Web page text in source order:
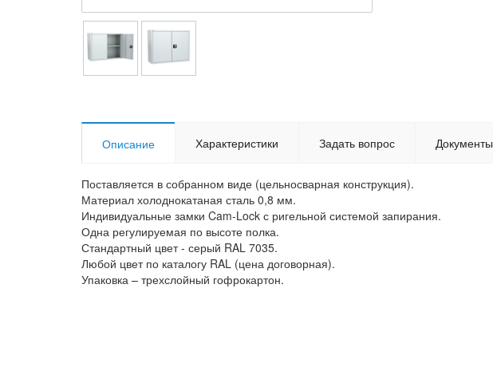
Описание Характеристики Задать вопрос Документы
Поставляется в собранном виде (цельносварная конструкция).
Материал холоднокатаная сталь 0,8 мм.
Индивидуальные замки Cam-Lock с ригельной системой запирания.
Одна регулируемая по высоте полка.
Стандартный цвет - серый RAL 7035.
Любой цвет по каталогу RAL (цена договорная).
Упаковка – трехслойный гофрокартон.